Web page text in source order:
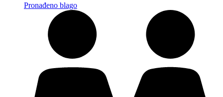
Pronađeno blago